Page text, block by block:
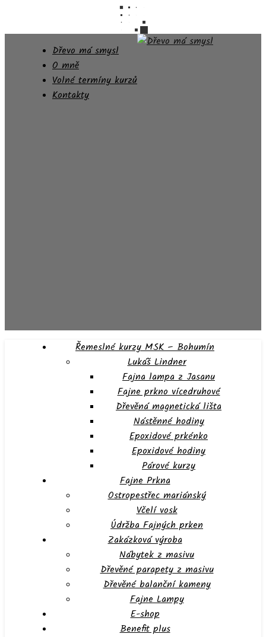
Dřevo má smysl
O mně
Volné termíny kurzů
Kontakty
Řemeslné kurzy MSK – Bohumín
Lukáš Lindner
Fajna lampa z Jasanu
Fajne prkno vícedruhové
Dřevěná magnetická lišta
Nástěnné hodiny
Epoxidové prkénko
Epoxidové hodiny
Párové kurzy
Fajne Prkna
Ostropestřec mariánský
Včelí vosk
Údržba Fajných prken
Zakázková výroba
Nábytek z masivu
Dřevěné parapety z masivu
Dřevěné balanční kameny
Fajne Lampy
E-shop
Benefit plus